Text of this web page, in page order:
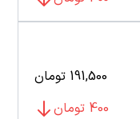
191,500 تومان
400 تومان